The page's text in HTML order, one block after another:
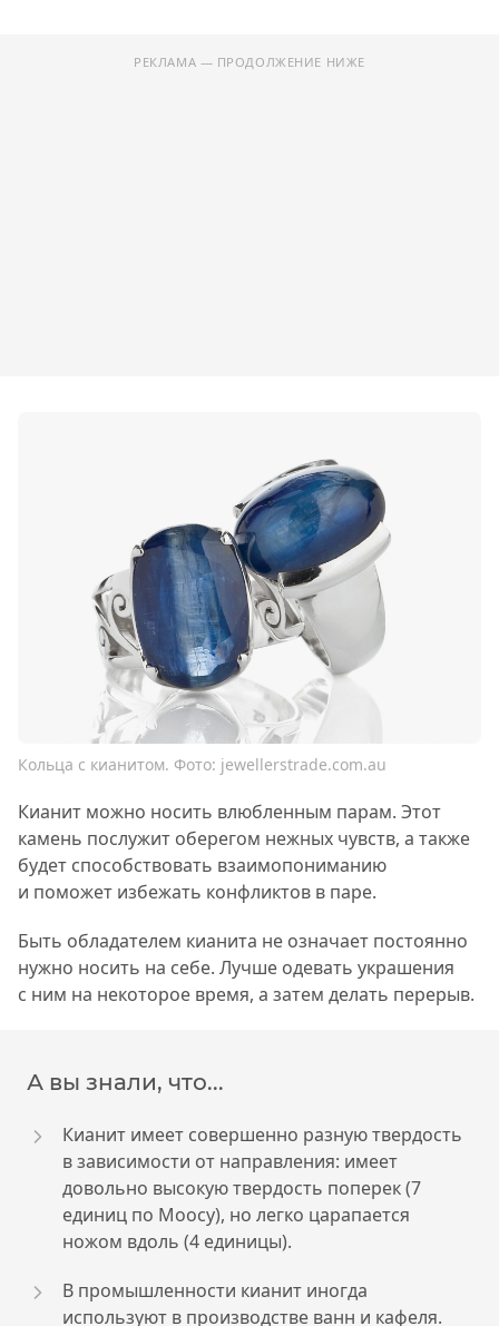
РЕКЛАМА — ПРОДОЛЖЕНИЕ НИЖЕ
Кольца с кианитом. Фото: jewellerstrade.com.au
Кианит можно носить влюбленным парам. Этот
камень послужит оберегом нежных чувств, а также
будет способствовать взаимопониманию
и поможет избежать конфликтов в паре.
Быть обладателем кианита не означает постоянно
нужно носить на себе. Лучше одевать украшения
с ним на некоторое время, а затем делать перерыв.
А вы знали, что...
Кианит имеет совершенно разную твердость
в зависимости от направления: имеет
довольно высокую твердость поперек (7
единиц по Моосу), но легко царапается
ножом вдоль (4 единицы).
В промышленности кианит иногда
используют в производстве ванн и кафеля.